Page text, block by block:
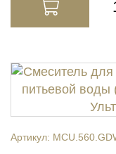
Артикул: